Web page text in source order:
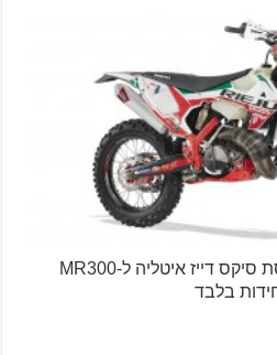
ברייחו חשפו לראשונה גרסת סיקס דייז איטליה ל-MR300